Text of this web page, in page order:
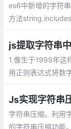
es6中新增的字符
方法
js提取字符串
1.像生于1999年这
用正则表达式将数
含整数和小数):
Js实现字符串
字符串压缩。利用
的字符串压缩功能